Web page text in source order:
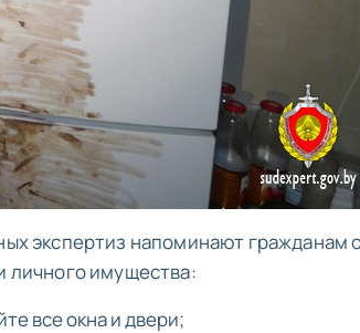
экспертиз напоминают гражданам
личного имущества:
все окна и двери;